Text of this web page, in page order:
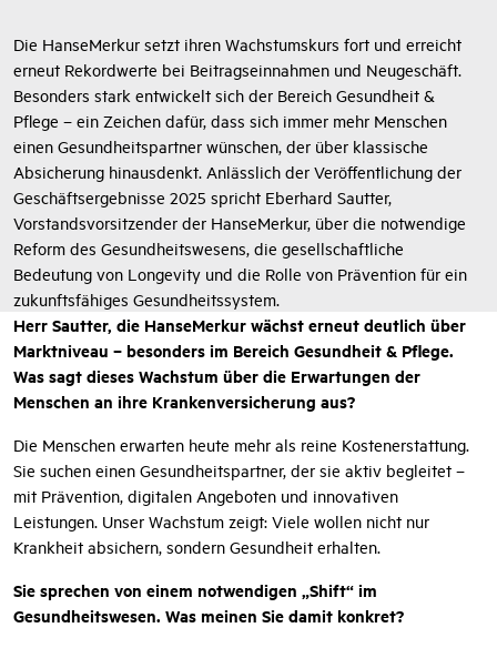
Die HanseMerkur setzt ihren Wachstumskurs fort und erreicht
erneut Rekordwerte bei Beitragseinnahmen und Neugeschäft.
Besonders stark entwickelt sich der Bereich Gesundheit &
Pflege – ein Zeichen dafür, dass sich immer mehr Menschen
einen Gesundheitspartner wünschen, der über klassische
Absicherung hinausdenkt. Anlässlich der Veröffentlichung der
Geschäftsergebnisse 2025 spricht Eberhard Sautter,
Vorstandsvorsitzender der HanseMerkur, über die notwendige
Reform des Gesundheitswesens, die gesellschaftliche
Bedeutung von Longevity und die Rolle von Prävention für ein
zukunftsfähiges Gesundheitssystem.
Herr Sautter, die HanseMerkur wächst erneut deutlich über
Marktniveau – besonders im Bereich Gesundheit & Pflege.
Was sagt dieses Wachstum über die Erwartungen der
Menschen an ihre Krankenversicherung aus?
Die Menschen erwarten heute mehr als reine Kostenerstattung.
Sie suchen einen Gesundheitspartner, der sie aktiv begleitet –
mit Prävention, digitalen Angeboten und innovativen
Leistungen. Unser Wachstum zeigt: Viele wollen nicht nur
Krankheit absichern, sondern Gesundheit erhalten.
Sie sprechen von einem notwendigen „Shift“ im
Gesundheitswesen. Was meinen Sie damit konkret?